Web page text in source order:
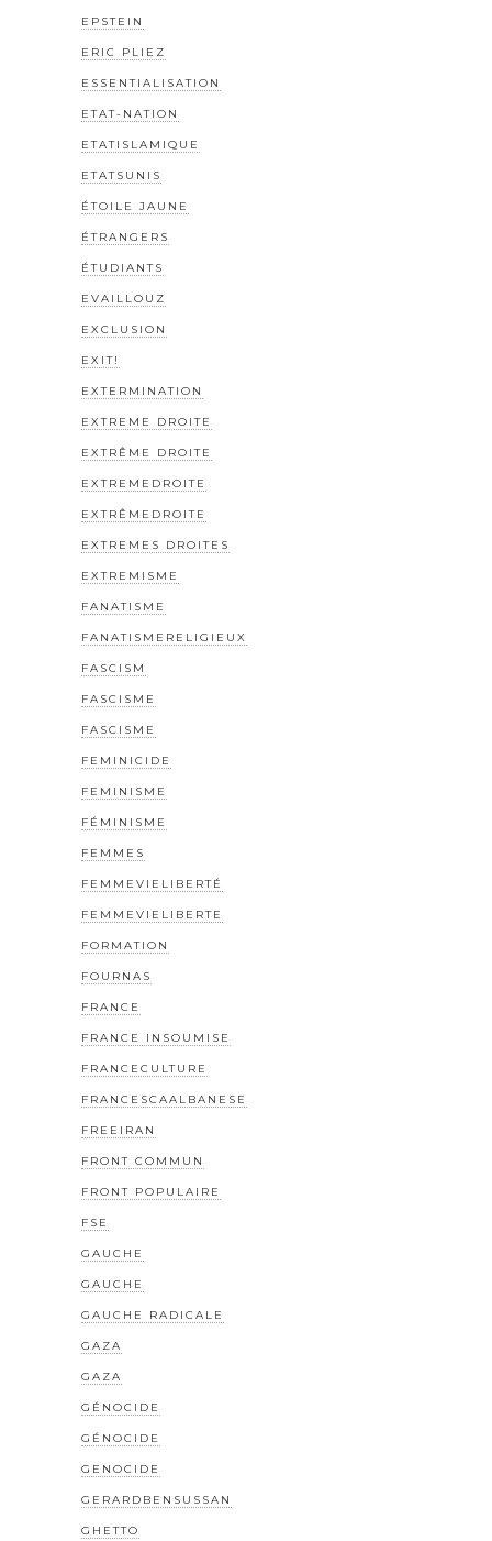
EPSTEIN
ERIC PLIEZ
ESSENTIALISATION
ETAT-NATION
ETATISLAMIQUE
ETATSUNIS
ÉTOILE JAUNE
ÉTRANGERS
ÉTUDIANTS
EVAILLOUZ
EXCLUSION
EXIT!
EXTERMINATION
EXTREME DROITE
EXTRÊME DROITE
EXTREMEDROITE
EXTRÊMEDROITE
EXTREMES DROITES
EXTREMISME
FANATISME
FANATISMERELIGIEUX
FASCISM
FASCISME
FASCISME
FEMINICIDE
FEMINISME
FÉMINISME
FEMMES
FEMMEVIELIBERTÉ
FEMMEVIELIBERTE
FORMATION
FOURNAS
FRANCE
FRANCE INSOUMISE
FRANCECULTURE
FRANCESCAALBANESE
FREEIRAN
FRONT COMMUN
FRONT POPULAIRE
FSE
GAUCHE
GAUCHE
GAUCHE RADICALE
GAZA
GAZA
GÉNOCIDE
GÉNOCIDE
GENOCIDE
GERARDBENSUSSAN
GHETTO